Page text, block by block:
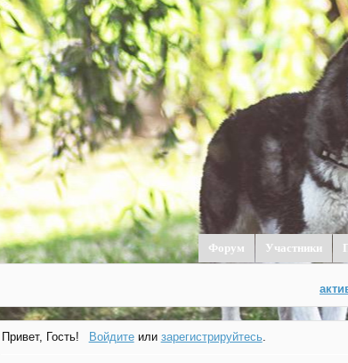
Форум Участники
Привет, Гость! Войдитеили зарегистрируйтесь.